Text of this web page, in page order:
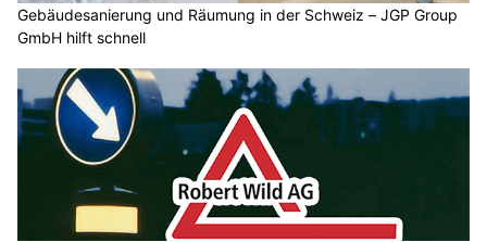
Gebäudesanierung und Räumung in der Schweiz – JGP Group
GmbH hilft schnell